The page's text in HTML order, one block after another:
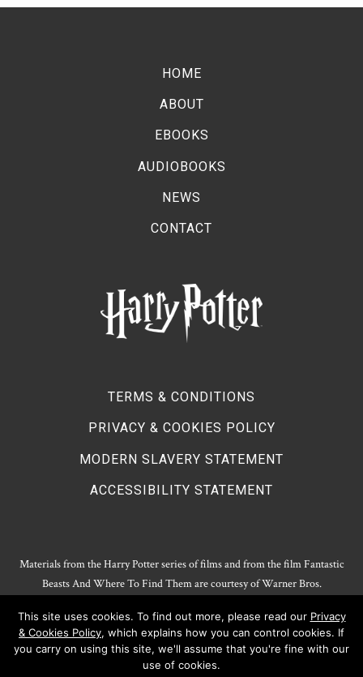
HOME
ABOUT
EBOOKS
AUDIOBOOKS
NEWS
CONTACT
TERMS & CONDITIONS
PRIVACY & COOKIES POLICY
MODERN SLAVERY STATEMENT
ACCESSIBILITY STATEMENT
Materials from the Harry Potter series of films and from the film Fantastic
Beasts And Where To Find Them are courtesy of Warner Bros.
Harry Potter Publishing Rights and Theatrical Rights © J.K. Rowling. Artwork
© Pottermore Limited.
Harry Potter characters and elements © and ™ Warner Bros. Entertainment
This site uses cookies. To find out more, please read our Privacy
& Cookies Policy, which explains how you can control cookies. If
you carry on using this site, we'll assume that you're fine with our
use of cookies.